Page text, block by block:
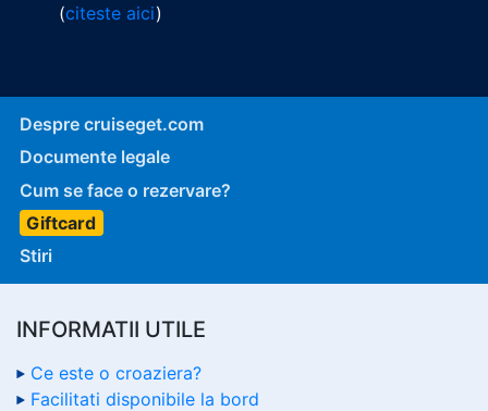
(citeste aici)
Despre cruiseget.com
Documente legale
Cum se face o rezervare?
Giftcard
Stiri
INFORMATII UTILE
Ce este o croaziera?
Facilitati disponibile la bord